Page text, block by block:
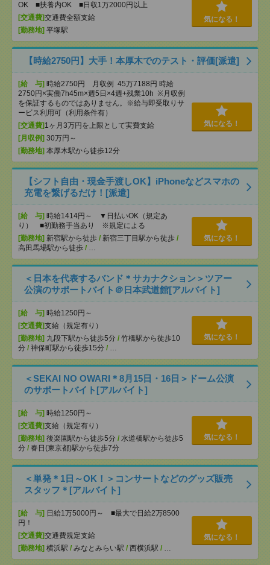
OK ■扶養内OK ■日収1万2000円以上
[交通費]交通費全額支給
[勤務地] 平塚駅
気になる！
【時給2750円】大手！本厚木でのテスト・評価[派遣]
[給 与] 時給2750円 月収例 45万7188円 時給
2750円×実働7h45m×週5日×4週+残業10h ※月収例
を保証するものではありません。※給与即受取りサ
ービス利用可（利用条件有）
[交通費] 1ヶ月3万円を上限として実費支給
[月収例] 30万円～
[勤務地] 本厚木駅から徒歩12分
気になる！
【シフト自由・現金手渡しOK】iPhoneなどスマホの
充電を繋げるだけ！[派遣]
[給 与] 時給1414円～ ▼日払いOK（規定あ
り） ■初勤務手当あり ※規定による
[勤務地] 新宿駅から徒歩 / 新宿三丁目駅から徒歩 /
高田馬場駅から徒歩 / …
気になる！
＜日本を代表するバンド＊サカナクション＞ツアー
公演のサポートバイト＠日本武道館[アルバイト]
[給 与] 時給1250円～
[交通費]支給（規定有り）
[勤務地] 九段下駅から徒歩5分 / 竹橋駅から徒歩10
分 / 神保町駅から徒歩15分 / …
気になる！
＜SEKAI NO OWARI＊8月15日・16日＞ドーム公演
のサポートバイト[アルバイト]
[給 与] 時給1250円～
[交通費]支給（規定有り）
[勤務地] 後楽園駅から徒歩5分 / 水道橋駅から徒歩5
分 / 春日(東京都)駅から徒歩7分
気になる！
＜単発＊1日～OK！＞コンサートなどのグッズ販売
スタッフ＊[アルバイト]
[給 与] 日給1万5000円～ ■最大で日給2万8500
円！
[交通費]交通費規定支給
[勤務地] 横浜駅 / みなとみらい駅 / 西横浜駅 / …
気になる！